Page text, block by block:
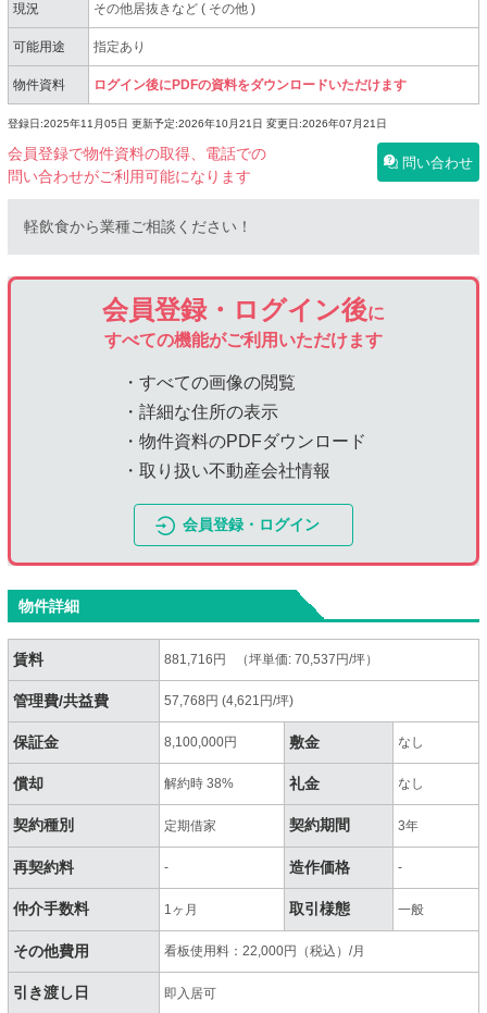
現況 その他居抜きなど( その他)
可能用途 指定あり
物件資料 ログイン後にPDFの資料をダウンロードいただけます
登録日:2025年11月05日 更新予定:2026年10月21日 変更日:2026年07月21日
会員登録で物件資料の取得、電話での
問い合わせがご利用可能になります
問い合わせ
軽飲食から業種ご相談ください！
会員登録・ログイン後に
すべての機能がご利用いただけます
・すべての画像の閲覧
・詳細な住所の表示
・物件資料のPDFダウンロード
・取り扱い不動産会社情報
会員登録・ログイン
物件詳細
賃料 881,716円 （坪単価: 70,537円/坪）
管理費/共益費 57,768円 (4,621円/坪)
保証金 8,100,000円 敷金 なし
償却 解約時 38% 礼金 なし
契約種別 定期借家 契約期間 3年
再契約料 - 造作価格 -
仲介手数料 1ヶ月 取引様態 一般
その他費用 看板使用料：22,000円（税込）/月
引き渡し日 即入居可